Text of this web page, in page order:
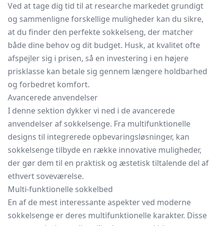
Ved at tage dig tid til at researche markedet grundigt
og sammenligne forskellige muligheder kan du sikre,
at du finder den perfekte sokkelseng, der matcher
både dine behov og dit budget. Husk, at kvalitet ofte
afspejler sig i prisen, så en investering i en højere
prisklasse kan betale sig gennem længere holdbarhed
og forbedret komfort.
Avancerede anvendelser
I denne sektion dykker vi ned i de avancerede
anvendelser af sokkelsenge. Fra multifunktionelle
designs til integrerede opbevaringsløsninger, kan
sokkelsenge tilbyde en række innovative muligheder,
der gør dem til en praktisk og æstetisk tiltalende del af
ethvert soveværelse.
Multi-funktionelle sokkelbed
En af de mest interessante aspekter ved moderne
sokkelsenge er deres multifunktionelle karakter. Disse